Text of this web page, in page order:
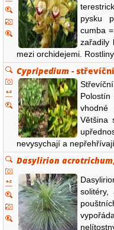
pysku
cumba
zařadily
mezi orchidejemi.
Cypripedium -
vhodné
Většina
nevysychají a
Dasylirion acrotrichum